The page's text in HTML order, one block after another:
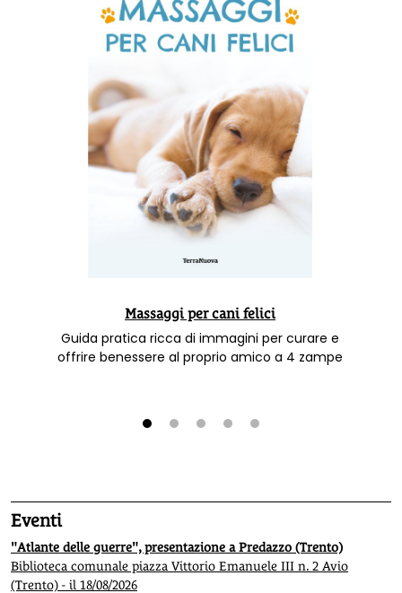
Massaggi per cani felici
Guida pratica ricca di immagini per curare e
offrire benessere al proprio amico a 4 zampe
Eventi
"Atlante delle guerre", presentazione a Predazzo (Trento)
Biblioteca comunale piazza Vittorio Emanuele III n. 2 Avio
(Trento) - il 18/08/2026